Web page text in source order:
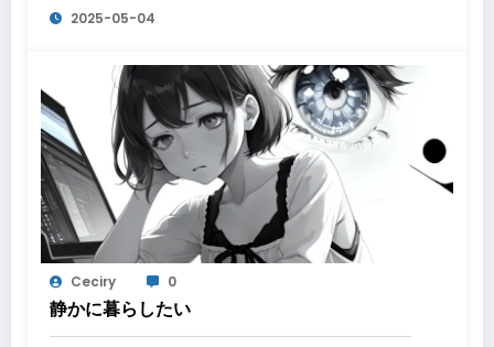
2025-05-04
Ceciry 0
静かに暮らしたい